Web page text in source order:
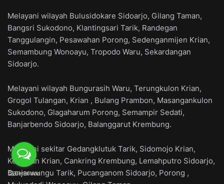
Melayani wilayah Bulusidokare Sidoarjo, Gilang Taman,
Bangsri Sukodono, Klantingsari Tarik, Randegan
Tanggulangin, Pesawahan Porong, Sedenganmijen Krian,
Semambung Wonoayu, Tropodo Waru, Sekardangan
Sidoarjo.
Melayani wilayah Bungurasih Waru, Terungkulon Krian,
Grogol Tulangan, Krian , Bulang Prambon, Masangankulon
Sukodono, Glagaharum Porong, Semampir Sedati,
Banjarbendo Sidoarjo, Balanggarut Krembung.
Melayani sekitar Gedangklutuk Tarik, Sidomojo Krian,
Kemasan Krian, Cankring Krembung, Lemahputro Sidoarjo,
Banjarwungu Tarik, Pucanganom Sidoarjo, Porong ,